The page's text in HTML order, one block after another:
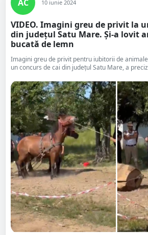
AC 10 iunie 2024
VIDEO. Imagini greu de privit la
din județul Satu Mare. Și-a lovit
bucată de lemn
Imagini greu de privit pentru iubitorii de
un concurs de cai din județul Satu Mare, a